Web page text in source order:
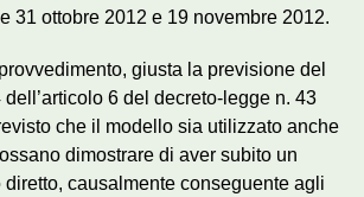
31 ottobre 2012 e 19 novembre 2012.
giusta la previsione del
6 del decreto-legge n. 43
che il modello sia utilizzato anche
dimostrare di aver subito un
causalmente conseguente agli